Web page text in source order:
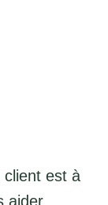
client est à
aider.